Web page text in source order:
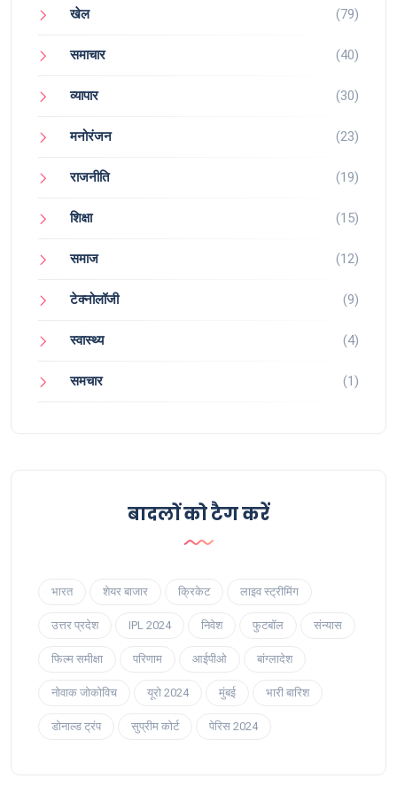
खेल (79)
समाचार (40)
व्यापार (30)
मनोरंजन (23)
राजनीति (19)
शिक्षा (15)
समाज (12)
टेक्नोलॉजी (9)
स्वास्थ्य (4)
समचार (1)
बादलों को टैग करें
भारत शेयर बाजार क्रिकेट लाइव स्ट्रीमिंग
उत्तर प्रदेश IPL 2024 निवेश फुटबॉल संन्यास
फिल्म समीक्षा परिणाम आईपीओ बांग्लादेश
नोवाक जोकोविच यूरो 2024 मुंबई भारी बारिश
डोनाल्ड ट्रंप सुप्रीम कोर्ट पेरिस 2024